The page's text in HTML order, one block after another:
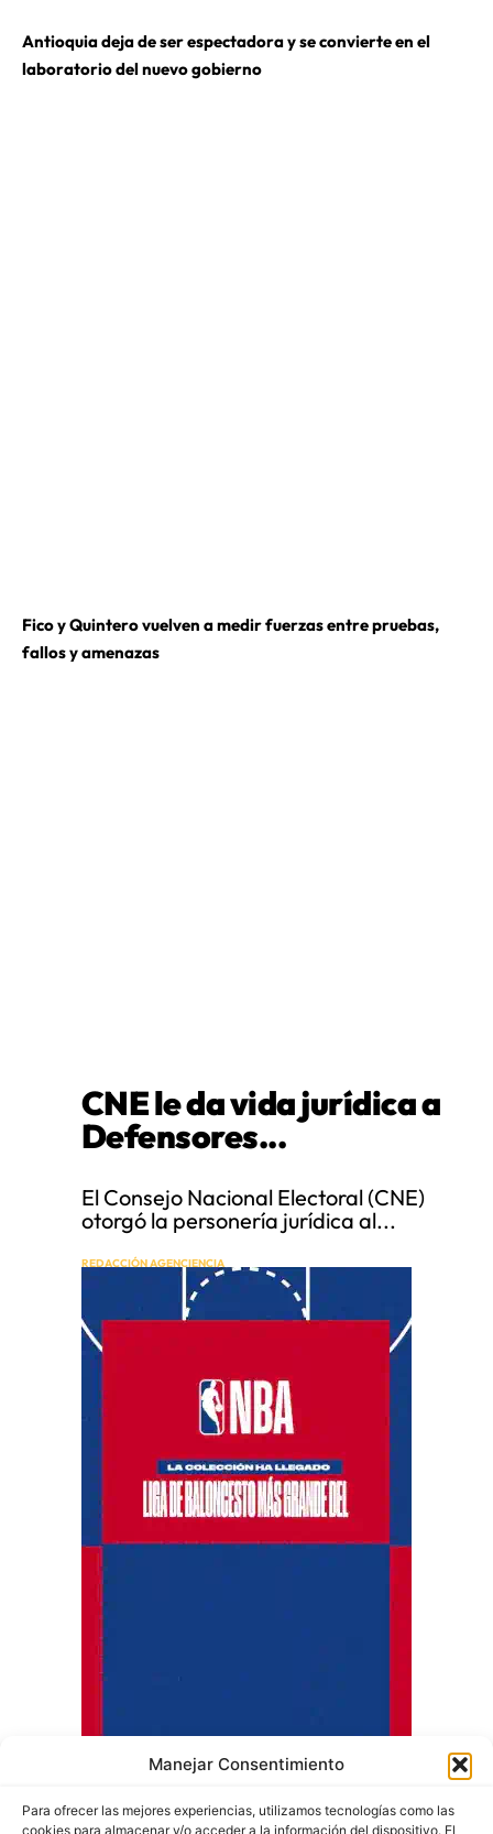
Manejar Consentimiento
Para ofrecer las mejores experiencias, utilizamos tecnologías como las
cookies para almacenar y/o acceder a la información del dispositivo. El
Antioquia deja de ser espectadora y se convierte en el
laboratorio del nuevo gobierno
Fico y Quintero vuelven a medir fuerzas entre pruebas,
fallos y amenazas
CNE le da vida jurídica a
Defensores...
El Consejo Nacional Electoral (CNE)
otorgó la personería jurídica al...
REDACCIÓN AGENCIENCIA